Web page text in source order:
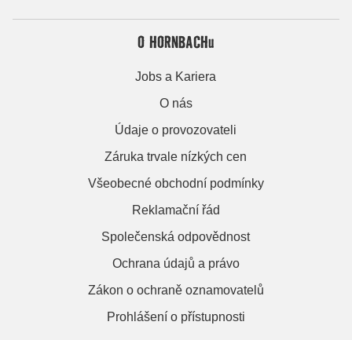
O HORNBACHu
Jobs a Kariera
O nás
Údaje o provozovateli
Záruka trvale nízkých cen
Všeobecné obchodní podmínky
Reklamační řád
Společenská odpovědnost
Ochrana údajů a právo
Zákon o ochraně oznamovatelů
Prohlášení o přístupnosti